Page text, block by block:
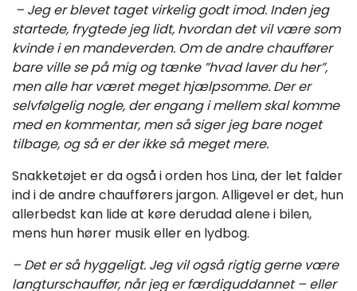
– Jeg er blevet taget virkelig godt imod. Inden jeg
startede, frygtede jeg lidt, hvordan det vil være som
kvinde i en mandeverden. Om de andre chauffører
bare ville se på mig og tænke ”hvad laver du her”,
men alle har været meget hjælpsomme. Der er
selvfølgelig nogle, der engang i mellem skal komme
med en kommentar, men så siger jeg bare noget
tilbage, og så er der ikke så meget mere.
Snakketøjet er da også i orden hos Lina, der let falder
ind i de andre chaufførers jargon. Alligevel er det, hun
allerbedst kan lide at køre derudad alene i bilen,
mens hun hører musik eller en lydbog.
– Det er så hyggeligt. Jeg vil også rigtig gerne være
langturschauffør, når jeg er færdiguddannet – eller